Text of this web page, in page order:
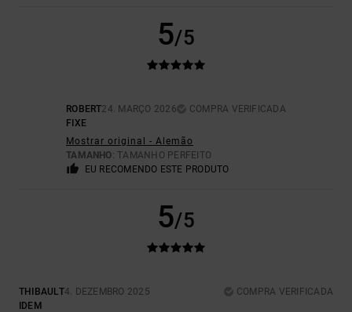
5/5
ROBERT24. MARÇO 2026
COMPRA VERIFICADA
FIXE
Mostrar original - Alemão
TAMANHO: TAMANHO PERFEITO
EU RECOMENDO ESTE PRODUTO
5/5
THIBAULT4. DEZEMBRO 2025
COMPRA VERIFICADA
IDEM